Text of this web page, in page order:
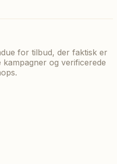
for tilbud, der faktisk er
og verificerede